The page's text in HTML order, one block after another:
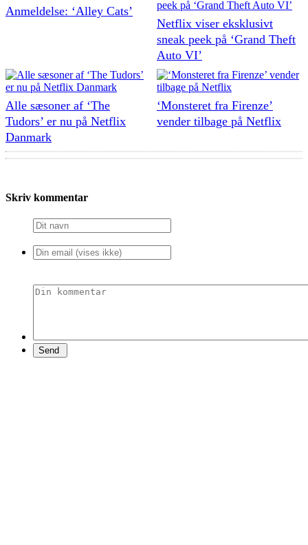
Anmeldelse: ‘Alley Cats’
Netflix viser eksklusivt
sneak peek på ‘Grand Theft
Auto VI’
Alle sæsoner af ‘The
Tudors’ er nu på Netflix
Danmark
‘Monsteret fra Firenze’
vender tilbage på Netflix
Skriv kommentar